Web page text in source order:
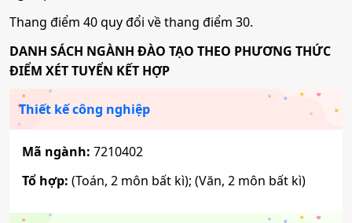
Mã ngành:
Tổ hợp:
(Toán, 2 môn bất kì); (Văn, 2 môn bất kì)
Tổ hợp:(Toán, 2 môn bất kì)
Công nghệ kỹ thuật Điện điện tử
Mã ngành:7510301
Công nghệ kỹ thuật Điện tử viễn thông
Mã ngành:7480109
Công nghệ thông tin
Mã ngành:7480201
Công nghệ kỹ thuật Cơ khí
Thang điểm 40 quy đổi về thang điểm 30.
DANH SÁCH NGÀNH ĐÀO TẠO THEO PHƯƠNG THỨC
ĐIỂM XÉT TUYỂN KẾT HỢP
Thiết kế công nghiệp
Mã ngành: 7210402
Tổ hợp: (Toán, 2 môn bất kì); (Văn, 2 môn bất kì)